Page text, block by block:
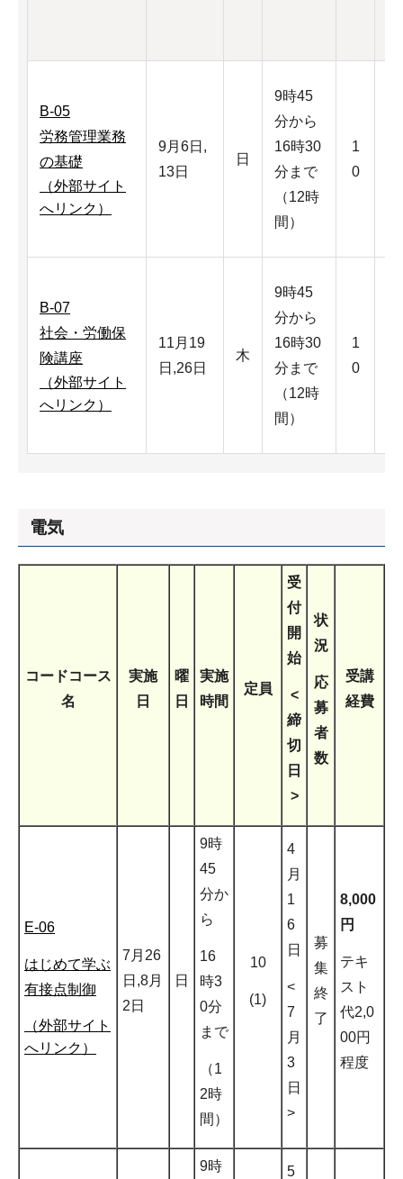
B-05
労務管理業務
の基礎
（外部サイト
へリンク）
9月6日,
13日
日
9時45
分から
16時30
分まで
（12時
間）
1
0
B-07
社会・労働保
険講座
（外部サイト
へリンク）
11月19
日,26日
木
9時45
分から
16時30
分まで
（12時
間）
1
0
電気
コードコース
名
実施
日
曜
日
実施
時間
定員
受
付
開
始
<
締
切
日
>
状
況
応
募
者
数
受講
経費
E-06
はじめて学ぶ
有接点制御
（外部サイト
へリンク）
7月26
日,8月
2日
日
9時
45
分か
ら
16
時3
0分
まで
（1
2時
間）
10
(1)
4
月
1
6
日
<
7
月
3
日
>
募
集
終
了
8,000
円
テキ
スト
代2,0
00円
程度
9時 5